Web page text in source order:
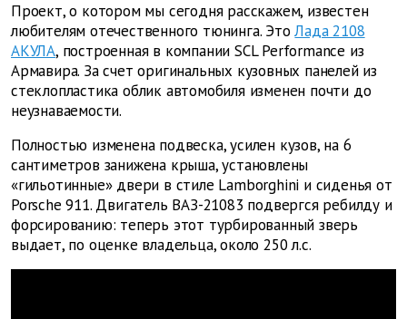
Проект, о котором мы сегодня расскажем, известен
любителям отечественного тюнинга. Это Лада 2108
АКУЛА, построенная в компании SCL Performance из
Армавира. За счет оригинальных кузовных панелей из
стеклопластика облик автомобиля изменен почти до
неузнаваемости.
Полностью изменена подвеска, усилен кузов, на 6
сантиметров занижена крыша, установлены
«гильотинные» двери в стиле Lamborghini и сиденья от
Porsche 911. Двигатель ВАЗ-21083 подвергся ребилду и
форсированию: теперь этот турбированный зверь
выдает, по оценке владельца, около 250 л.с.